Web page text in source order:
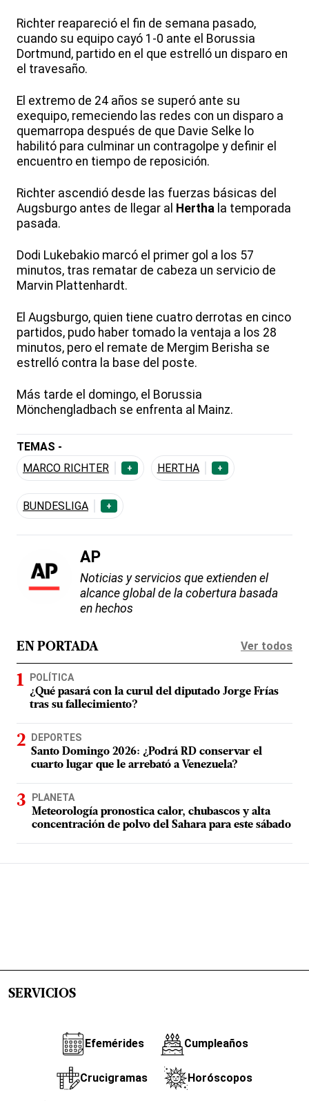
Richter reapareció el fin de semana pasado,
cuando su equipo cayó 1-0 ante el Borussia
Dortmund, partido en el que estrelló un disparo en
el travesaño.
El extremo de 24 años se superó ante su
exequipo, remeciendo las redes con un disparo a
quemarropa después de que Davie Selke lo
habilitó para culminar un contragolpe y definir el
encuentro en tiempo de reposición.
Richter ascendió desde las fuerzas básicas del
Augsburgo antes de llegar al Hertha la temporada
pasada.
Dodi Lukebakio marcó el primer gol a los 57
minutos, tras rematar de cabeza un servicio de
Marvin Plattenhardt.
El Augsburgo, quien tiene cuatro derrotas en cinco
partidos, pudo haber tomado la ventaja a los 28
minutos, pero el remate de Mergim Berisha se
estrelló contra la base del poste.
Más tarde el domingo, el Borussia
Mönchengladbach se enfrenta al Mainz.
TEMAS -
MARCO RICHTER
+ HERTHA +
BUNDESLIGA +
AP
Noticias y servicios que extienden el
alcance global de la cobertura basada
en hechos
EN PORTADA Ver todos
POLÍTICA
¿Qué pasará con la curul del diputado Jorge Frías
tras su fallecimiento?
DEPORTES
Santo Domingo 2026: ¿Podrá RD conservar el
cuarto lugar que le arrebató a Venezuela?
PLANETA
Meteorología pronostica calor, chubascos y alta
concentración de polvo del Sahara para este sábado
SERVICIOS
Efemérides Cumpleaños
Crucigramas Horóscopos